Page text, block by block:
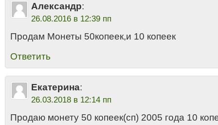
Александр:
26.08.2016 в 12:39 пп
Продам Монеты 50копеек,и 10 копеек
Ответить
Екатерина:
26.03.2018 в 12:14 пп
Продаю монету 50 копеек(сп) 2005 года 10